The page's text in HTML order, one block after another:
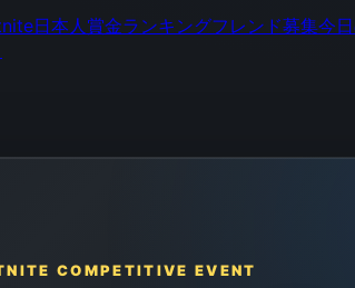
日本人賞金ランキングフレンド募集今
COMPETITIVE EVENT